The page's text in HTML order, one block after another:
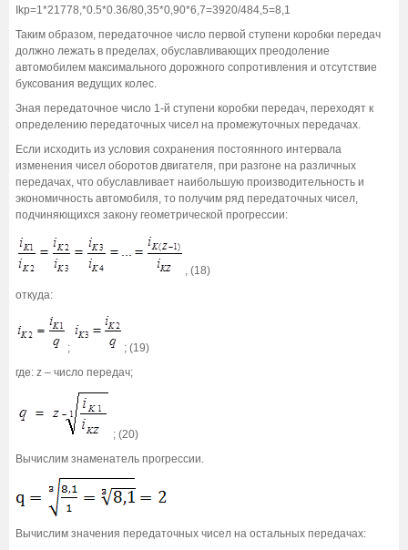
Ikр=1*21778,*0.5*0.36/80,35*0,90*6,7=3920/484,5=8,1
Таким образом, передаточное число первой ступени коробки передач
должно лежать в пределах, обуславливающих преодоление
автомобилем максимального дорожного сопротивления и отсутствие
буксования ведущих колес.
Зная передаточное число 1-й ступени коробки передач, переходят к
определению передаточных чисел на промежуточных передачах.
Если исходить из условия сохранения постоянного интервала
изменения чисел оборотов двигателя, при разгоне на различных
передачах, что обуславливает наибольшую производительность и
экономичность автомобиля, то получим ряд передаточных чисел,
подчиняющихся закону геометрической прогрессии:
, (18)
откуда:
;
; (19)
где: z – число передач;
; (20)
Вычислим знаменатель прогрессии.
Вычислим значения передаточных чисел на остальных передачах: